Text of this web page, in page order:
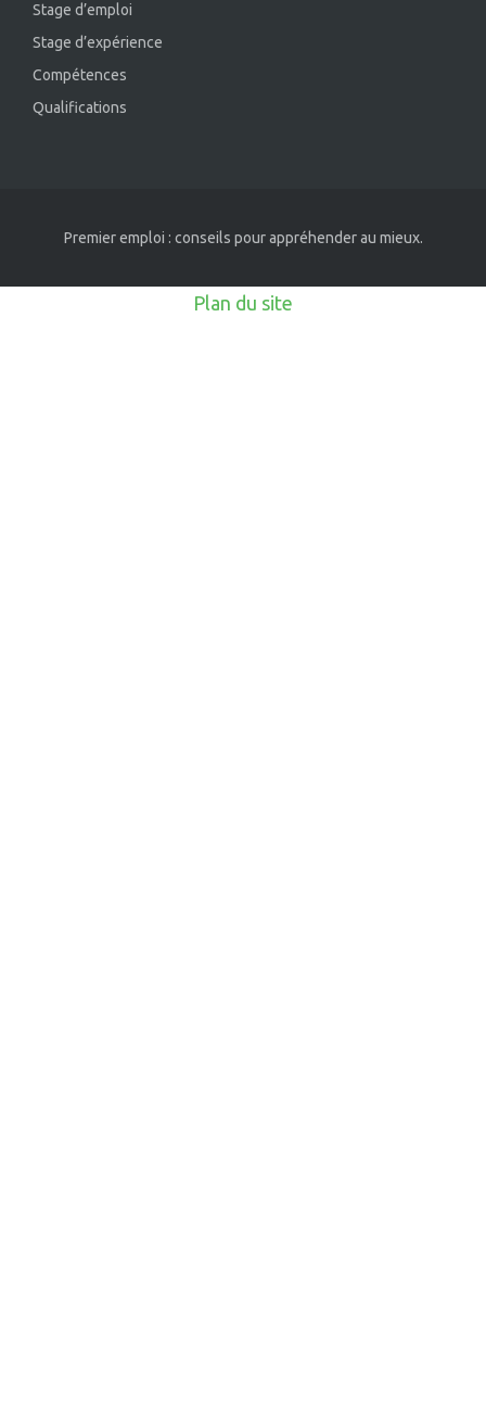
Stage d’emploi
Stage d’expérience
Compétences
Qualifications
Premier emploi : conseils pour appréhender au mieux.
Plan du site